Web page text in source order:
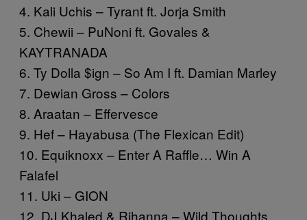
4. Kali Uchis – Tyrant ft. Jorja Smith
5. Chewii – PuNoni ft. Govales &
KAYTRANADA
6. Ty Dolla $ign – So Am I ft. Damian Marley
7. Dewian Gross – Colors
8. Araatan – Effervesce
9. Hef – Hayabusa (The Flexican Edit)
10. Equiknoxx – Enter A Raffle… Win A
Falafel
11. Uki – GION
12. DJ Khaled & Rihanna – Wild Thoughts